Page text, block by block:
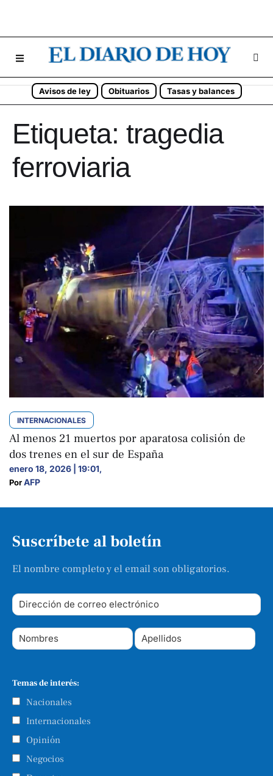
Avisos de ley Obituarios Tasas y balances
Etiqueta: tragedia
ferroviaria
INTERNACIONALES
Al menos 21 muertos por aparatosa colisión de
dos trenes en el sur de España
enero 18, 2026 | 19:01,
Por AFP
Suscríbete al boletín
El nombre completo y el email son obligatorios.
Temas de interés:
Nacionales
Internacionales
Opinión
Negocios